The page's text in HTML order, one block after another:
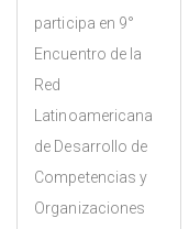
participa en 9°
Encuentro de la
Red
Latinoamericana
de Desarrollo de
Competencias y
Organizaciones